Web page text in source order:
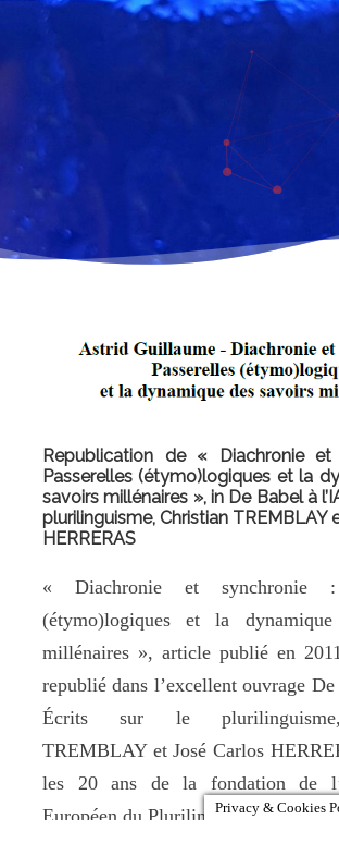
Republication de « Diachronie et
Passerelles (étymo)logiques et la
savoirs millénaires », in De Babel à
plurilinguisme, Christian TREMBLAY
HERRERAS
« Diachronie et synchronie :
(étymo)logiques et la
millénaires », article publié en
republié dans l’excellent ouvrage
Écrits sur le
TREMBLAY et José Carlos
les 20 ans de la fondation de
Européen du Plurilinguisme (OEP
Privacy & Cookies